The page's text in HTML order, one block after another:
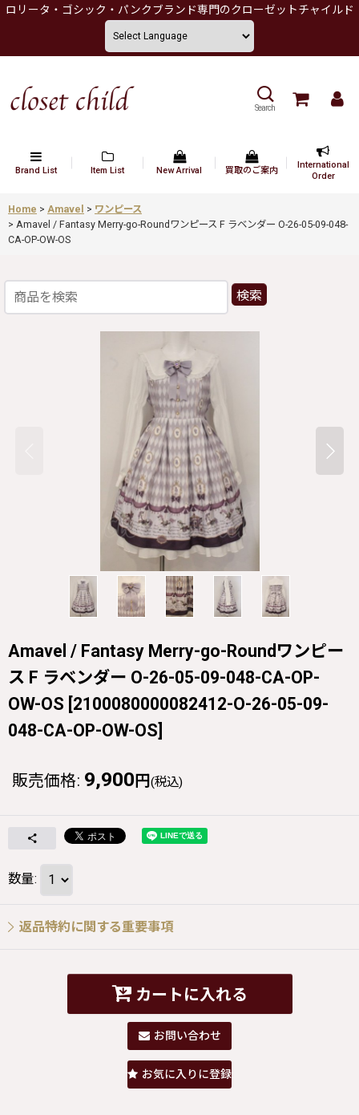
ロリータ・ゴシック・パンクブランド専門のクローゼットチャイルド
Search
Brand List Item List New Arrival 買取のご案内
International
Order
Home > Amavel > ワンピース
> Amavel / Fantasy Merry-go-Roundワンピース F ラベンダー O-26-05-09-048-
CA-OP-OW-OS
検索
Amavel / Fantasy Merry-go-Roundワンピー
ス F ラベンダー O-26-05-09-048-CA-OP-
OW-OS [2100080000082412-O-26-05-09-
048-CA-OP-OW-OS]
販売価格: 9,900 円 (税込)
数量:
返品特約に関する重要事項
カートに入れる
お問い合わせ
お気に入りに登録